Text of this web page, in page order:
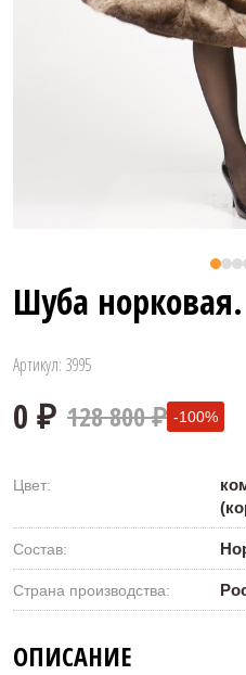
Шуба
Артикул: 3995
0 ₽
128 800 ₽ -100%
Цвет:
Состав:
Страна производства:
ОПИСАНИЕ